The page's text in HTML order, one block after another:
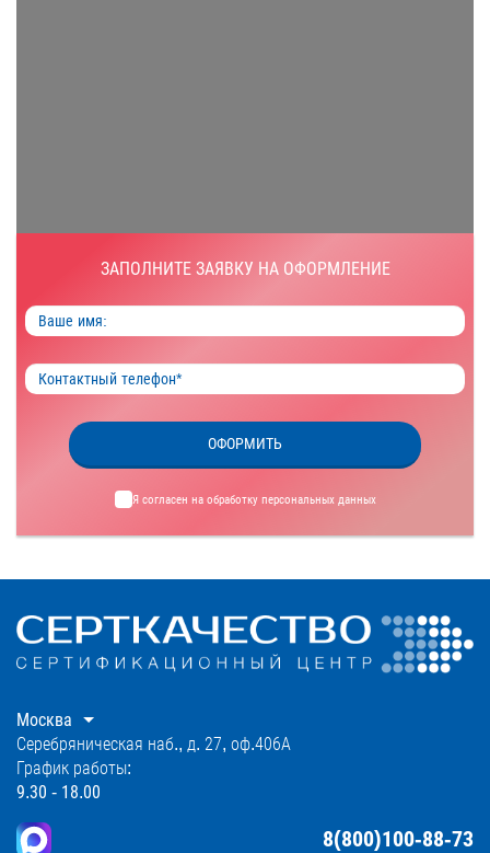
ЗАПОЛНИТЕ ЗАЯВКУ НА ОФОРМЛЕНИЕ
ОФОРМИТЬ
Я согласен на обработку персональных данных
Москва
Серебряническая наб., д. 27, оф.406А
График работы:
9.30 - 18.00
8(800)100-88-73